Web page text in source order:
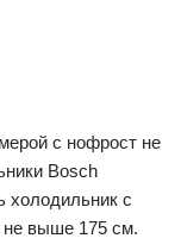
с нофрост не
Bosch
холодильник с
не выше 175 см.